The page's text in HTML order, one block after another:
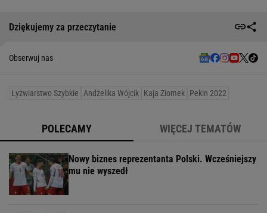
Dziękujemy za przeczytanie
Obserwuj nas
Łyżwiarstwo Szybkie Andżelika Wójcik Kaja Ziomek Pekin 2022
POLECAMY WIĘCEJ TEMATÓW
Nowy biznes reprezentanta Polski. Wcześniejszy
mu nie wyszedł